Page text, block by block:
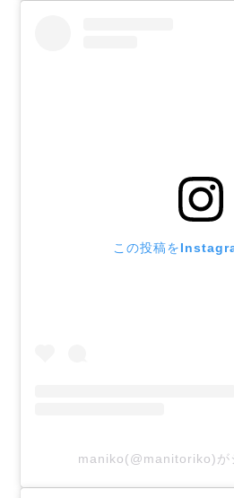
この投稿を
maniko(@manitoriko)が